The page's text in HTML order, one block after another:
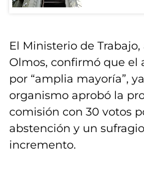
El Ministerio de
Olmos, confirmó que el
por “amplia mayoría”,
organismo aprobó la
comisión con 30 votos
abstención y un
incremento.